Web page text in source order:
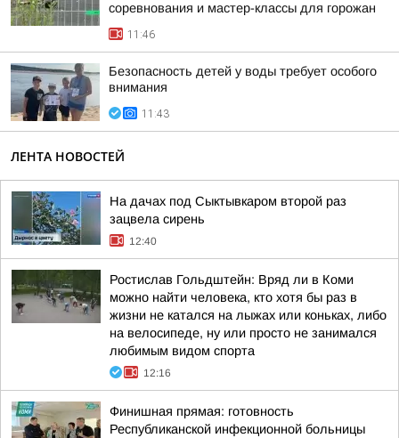
соревнования и мастер-классы для горожан
11:46
Безопасность детей у воды требует особого
внимания
11:43
ЛЕНТА НОВОСТЕЙ
На дачах под Сыктывкаром второй раз
зацвела сирень
12:40
Ростислав Гольдштейн: Вряд ли в Коми
можно найти человека, кто хотя бы раз в
жизни не катался на лыжах или коньках, либо
на велосипеде, ну или просто не занимался
любимым видом спорта
12:16
Финишная прямая: готовность
Республиканской инфекционной больницы